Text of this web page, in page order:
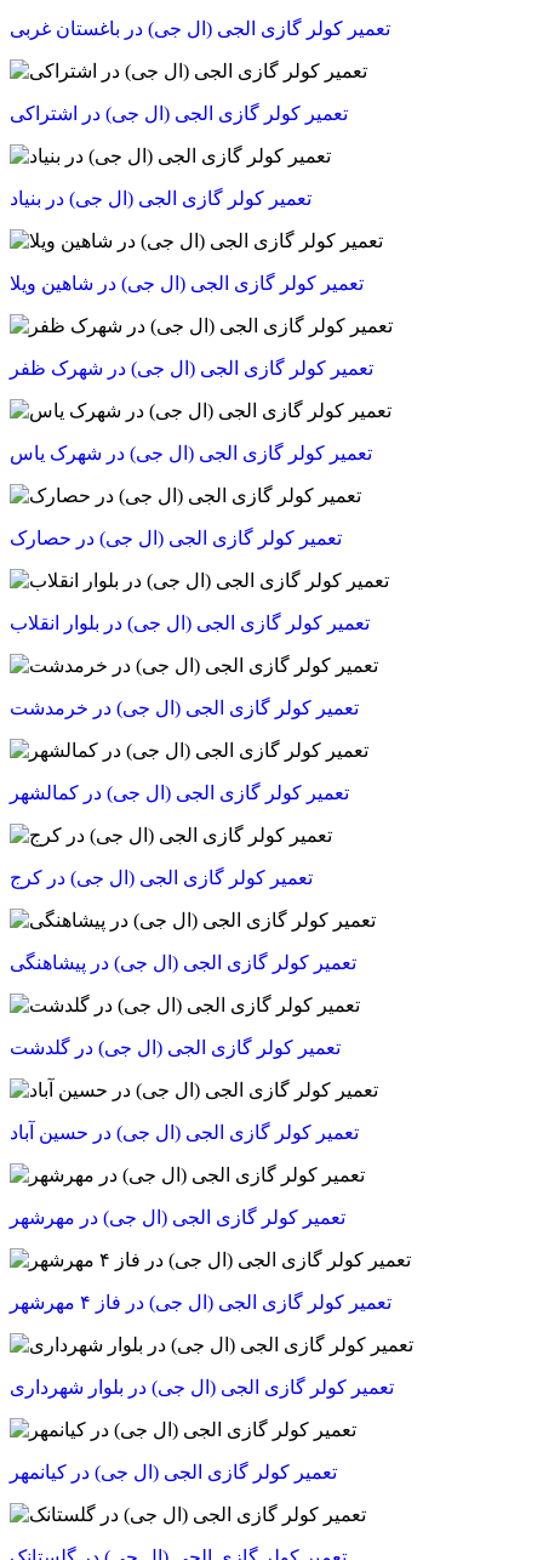
تعمیر کولر گازی الجی (ال جی) در باغستان غربی
تعمیر کولر گازی الجی (ال جی) در اشتراکی
تعمیر کولر گازی الجی (ال جی) در بنیاد
تعمیر کولر گازی الجی (ال جی) در شاهین ویلا
تعمیر کولر گازی الجی (ال جی) در شهرک ظفر
تعمیر کولر گازی الجی (ال جی) در شهرک یاس
تعمیر کولر گازی الجی (ال جی) در حصارک
تعمیر کولر گازی الجی (ال جی) در بلوار انقلاب
تعمیر کولر گازی الجی (ال جی) در خرمدشت
تعمیر کولر گازی الجی (ال جی) در کمالشهر
تعمیر کولر گازی الجی (ال جی) در کرج
تعمیر کولر گازی الجی (ال جی) در پیشاهنگی
تعمیر کولر گازی الجی (ال جی) در گلدشت
تعمیر کولر گازی الجی (ال جی) در حسین آباد
تعمیر کولر گازی الجی (ال جی) در مهرشهر
تعمیر کولر گازی الجی (ال جی) در فاز ۴ مهرشهر
تعمیر کولر گازی الجی (ال جی) در بلوار شهرداری
تعمیر کولر گازی الجی (ال جی) در کیانمهر